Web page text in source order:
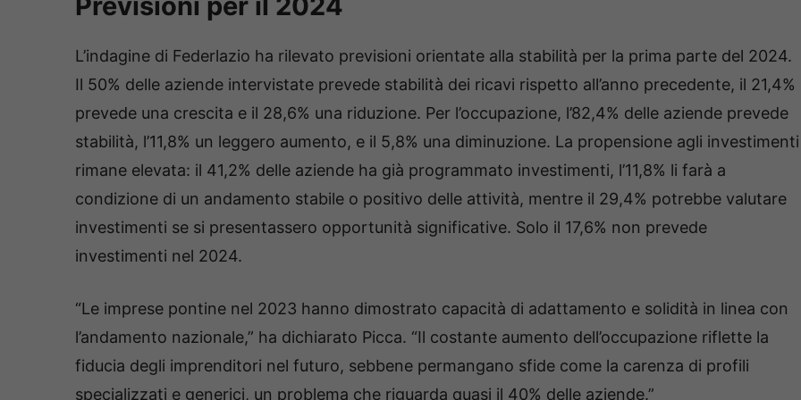
L’indagine di Federlazio ha rilevato previsioni orientate alla stabilità per la prima parte del 2024.
Il 50% delle aziende intervistate prevede stabilità dei ricavi rispetto all’anno precedente, il 21,4%
prevede una crescita e il 28,6% una riduzione. Per l’occupazione, l’82,4% delle aziende prevede
stabilità, l’11,8% un leggero aumento, e il 5,8% una diminuzione. La propensione agli investimenti
rimane elevata: il 41,2% delle aziende ha già programmato investimenti, l’11,8% li farà a
condizione di un andamento stabile o positivo delle attività, mentre il 29,4% potrebbe valutare
investimenti se si presentassero opportunità significative. Solo il 17,6% non prevede
investimenti nel 2024.
“Le imprese pontine nel 2023 hanno dimostrato capacità di adattamento e solidità in linea con
l’andamento nazionale,” ha dichiarato Picca. “Il costante aumento dell’occupazione riflette la
fiducia degli imprenditori nel futuro, sebbene permangano sfide come la carenza di profili
specializzati e generici, un problema che riguarda quasi il 40% delle aziende.”